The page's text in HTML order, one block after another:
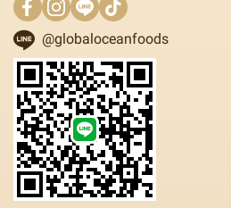
@globaloceanfoods